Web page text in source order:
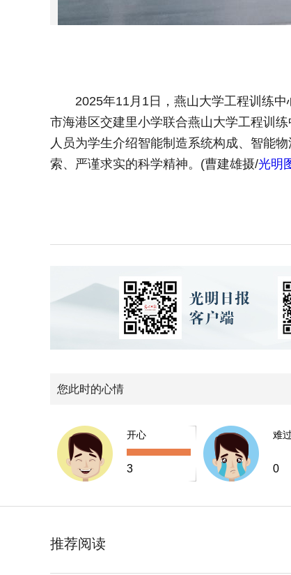
2025年11月1日，燕山大学工程训练中
市海港区交建里小学联合燕山大学工程训
人员为学生介绍智能制造系统构成、智能
索、严谨求实的科学精神。(曹建雄摄/光明
您此时的心情
开心
3
难过
0
推荐阅读